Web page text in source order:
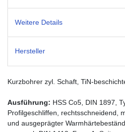
Weitere Details
Hersteller
Kurzbohrer zyl. Schaft, TiN-
Ausführung: HSS Co5, DIN 1897,
Profilgeschliffen, rechtsschneidend,
und ausgeprägter